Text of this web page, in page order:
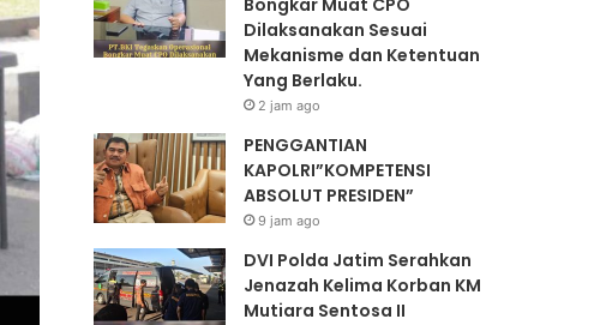
Bongkar Muat CPO
Dilaksanakan Sesuai
Mekanisme dan Ketentuan
Yang Berlaku.
2 jam ago
PENGGANTIAN
KAPOLRI”KOMPETENSI
ABSOLUT PRESIDEN”
9 jam ago
DVI Polda Jatim Serahkan
Jenazah Kelima Korban KM
Mutiara Sentosa II